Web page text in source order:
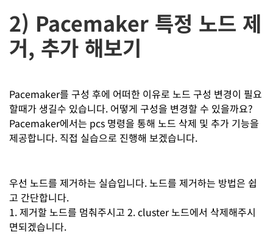
2) Pacemaker 특정 노드 제
거, 추가 해보기
Pacemaker를 구성 후에 어떠한 이유로 노드 구성 변경이 필요
할때가 생길수 있습니다. 어떻게 구성을 변경할 수 있을까요?
Pacemaker에서는 pcs 명령을 통해 노드 삭제 및 추가 기능을
제공합니다. 직접 실습으로 진행해 보겠습니다.
우선 노드를 제거하는 실습입니다. 노드를 제거하는 방법은 쉽
고 간단합니다.
1. 제거할 노드를 멈춰주시고 2. cluster 노드에서 삭제해주시
면되겠습니다.